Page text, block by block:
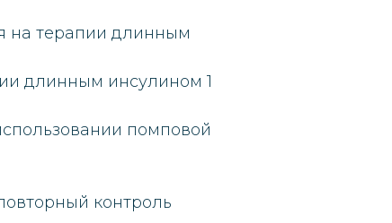
на терапии длинным
длинным инсулином 1
помповой
контроль